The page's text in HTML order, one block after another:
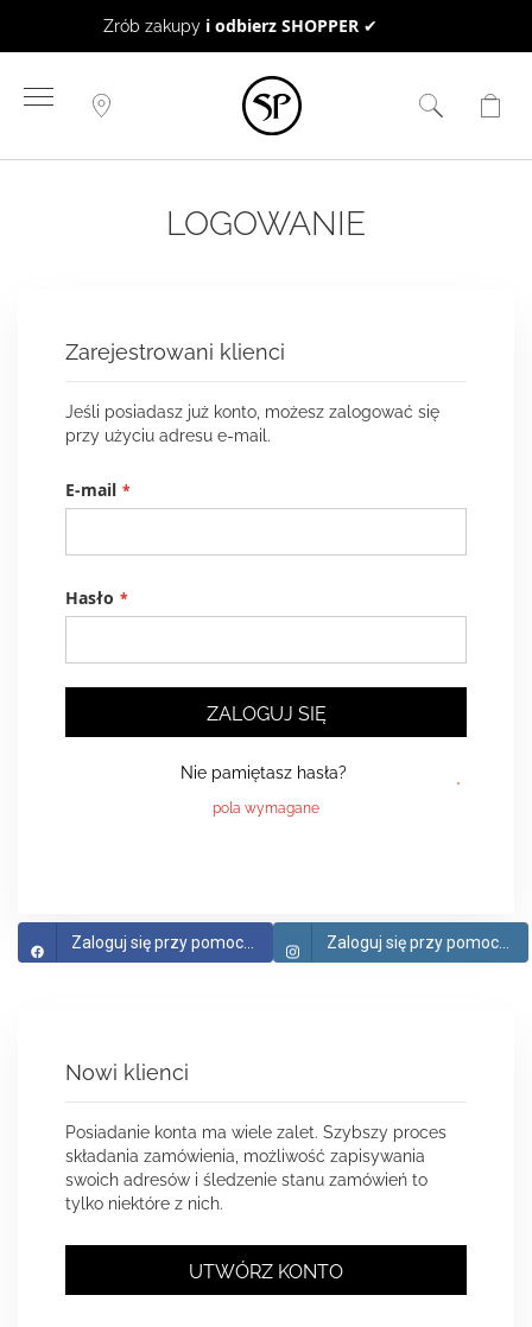
BON UPOMINKOWYto doskonały pomysł na prezent ☻
do
treści
LOGOWANIE
Zarejestrowani klienci
Jeśli posiadasz już konto, możesz zalogować się
przy użyciu adresu e-mail.
E-mail
Hasło
ZALOGUJ SIĘ
Nie pamiętasz hasła?
Zaloguj się przy pomocy Facebook Zaloguj się przy pomocy Instagram
Nowi klienci
Posiadanie konta ma wiele zalet. Szybszy proces
składania zamówienia, możliwość zapisywania
swoich adresów i śledzenie stanu zamówień to
tylko niektóre z nich.
UTWÓRZ KONTO